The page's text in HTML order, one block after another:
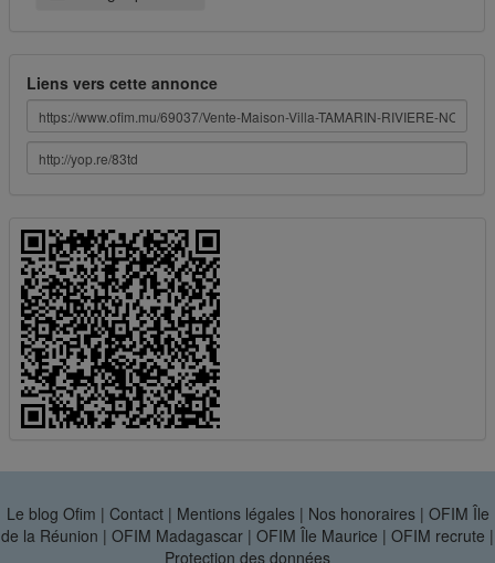
Liens vers cette annonce
Le blog Ofim | Contact| Mentions légales| Nos honoraires| OFIM Île
de la Réunion | OFIM Madagascar | OFIM Île Maurice | OFIM recrute |
Protection des données